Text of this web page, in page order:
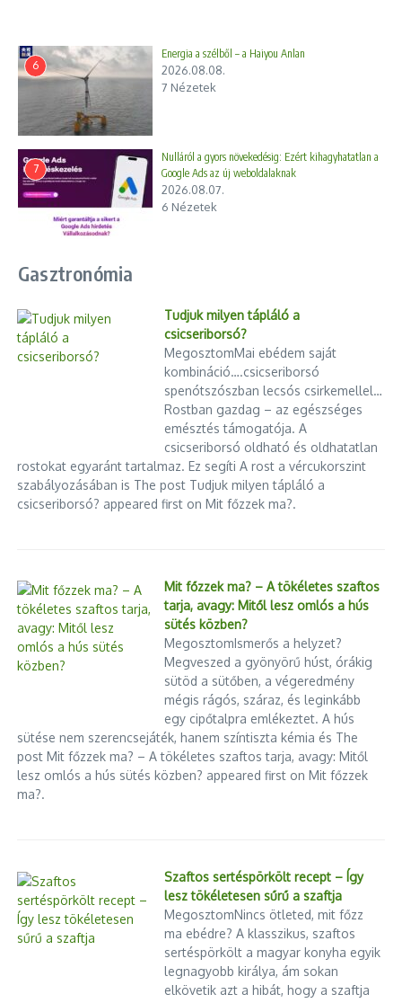
6
Energia a szélből – a Haiyou Anlan
2026.08.08.
7 Nézetek
7
Nulláról a gyors növekedésig: Ezért kihagyhatatlan a
Google Ads az új weboldalaknak
2026.08.07.
6 Nézetek
Gasztronómia
Tudjuk milyen tápláló a
csicseriborsó?
MegosztomMai ebédem saját
kombináció….csicseriborsó
spenótszószban lecsós csirkemellel…
Rostban gazdag – az egészséges
emésztés támogatója. A
csicseriborsó oldható és oldhatatlan
rostokat egyaránt tartalmaz. Ez segíti A rost a vércukorszint
szabályozásában is The post Tudjuk milyen tápláló a
csicseriborsó? appeared first on Mit főzzek ma?.
Mit főzzek ma? – A tökéletes szaftos
tarja, avagy: Mitől lesz omlós a hús
sütés közben?
MegosztomIsmerős a helyzet?
Megveszed a gyönyörű húst, órákig
sütöd a sütőben, a végeredmény
mégis rágós, száraz, és leginkább
egy cipőtalpra emlékeztet. A hús
sütése nem szerencsejáték, hanem színtiszta kémia és The
post Mit főzzek ma? – A tökéletes szaftos tarja, avagy: Mitől
lesz omlós a hús sütés közben? appeared first on Mit főzzek
ma?.
Szaftos sertéspörkölt recept – Így
lesz tökéletesen sűrű a szaftja
MegosztomNincs ötleted, mit főzz
ma ebédre? A klasszikus, szaftos
sertéspörkölt a magyar konyha egyik
legnagyobb királya, ám sokan
elkövetik azt a hibát, hogy a szaftja